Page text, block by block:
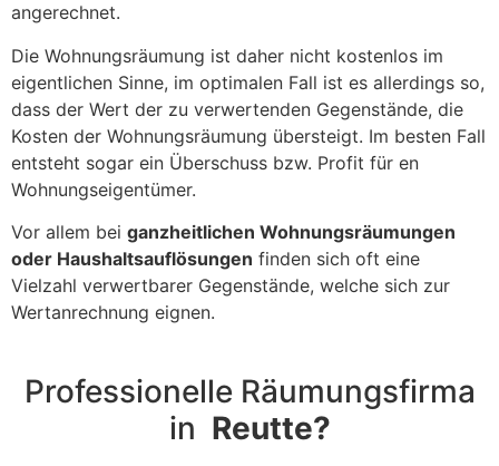
angerechnet.
Die Wohnungsräumung ist daher nicht kostenlos im
eigentlichen Sinne, im optimalen Fall ist es allerdings so,
dass der Wert der zu verwertenden Gegenstände, die
Kosten der Wohnungsräumung übersteigt. Im besten Fall
entsteht sogar ein Überschuss bzw. Profit für en
Wohnungseigentümer.
Vor allem bei ganzheitlichen Wohnungsräumungen
oder Haushaltsauflösungen finden sich oft eine
Vielzahl verwertbarer Gegenstände, welche sich zur
Wertanrechnung eignen.
Professionelle Räumungsfirma
in Reutte?